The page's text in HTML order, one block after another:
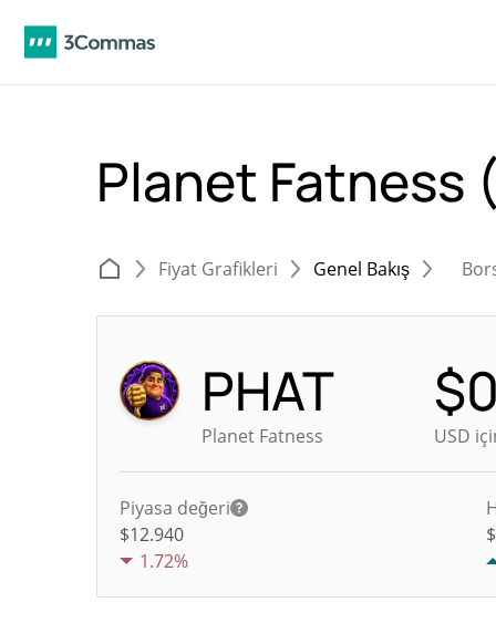
Planet Fatness
Fiyat Grafikleri Genel Bakış
PHAT
Planet Fatness
$
USD
Piyasa değeri
$12.940
1.72%
$